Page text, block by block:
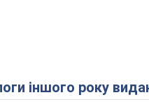
іншого року